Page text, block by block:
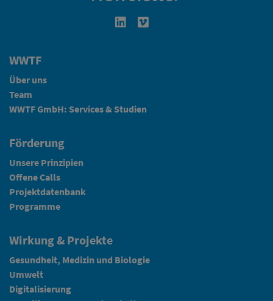
Linkedin in neuem Fenster öffnen
WWTF
Über uns
Team
WWTF GmbH: Services & Studien
Förderung
Unsere Prinzipien
Offene Calls
Projektdatenbank
Programme
Wirkung & Projekte
Gesundheit, Medizin und Biologie
Umwelt
Digitalisierung